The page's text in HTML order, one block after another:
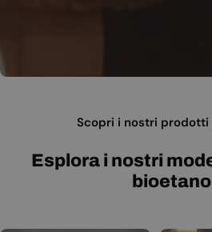
Scopri i nostri
Esplora i nostri